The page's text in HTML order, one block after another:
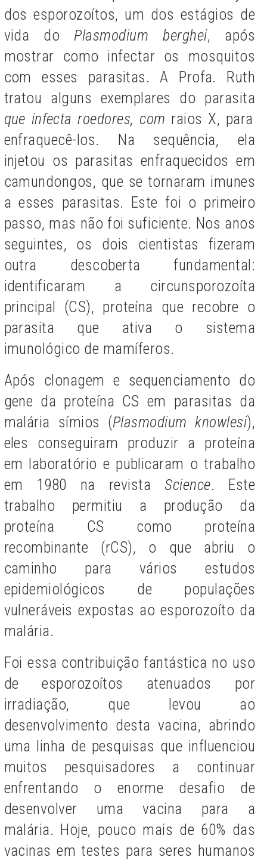
dos esporozoítos, um dos estágios de
vida doPlasmodium berghei, após
mostrar como infectar os mosquitos
com esses parasitas. A Profa. Ruth
tratou alguns exemplares do parasita
que infecta roedores, com raios X, para
enfraquecê-los. Na sequência, ela
injetou os parasitas enfraquecidos em
camundongos, que se tornaram imunes
a esses parasitas. Este foi o primeiro
passo, mas não foi suficiente. Nos anos
seguintes, os dois cientistas fizeram
outra descoberta fundamental:
identificaram a circunsporozoíta
principal (CS), proteína que recobre o
parasita que ativa o sistema
imunológico de mamíferos.
Após clonagem e sequenciamento do
gene da proteína CS em parasitas da
malária símios (Plasmodium knowlesi),
eles conseguiram produzir a proteína
em laboratório e publicaram o trabalho
em 1980 na revistaScience. Este
trabalho permitiu a produção da
proteína CS como proteína
recombinante (rCS), o que abriu o
caminho para vários estudos
epidemiológicos de populações
vulneráveis expostas ao esporozoíto da
malária.
Foi essa contribuição fantástica no uso
de esporozoítos atenuados por
irradiação, que levou ao
desenvolvimento desta vacina, abrindo
uma linha de pesquisas que influenciou
muitos pesquisadores a continuar
enfrentando o enorme desafio de
desenvolver uma vacina para a
malária. Hoje, pouco mais de 60% das
vacinas em testes para seres humanos